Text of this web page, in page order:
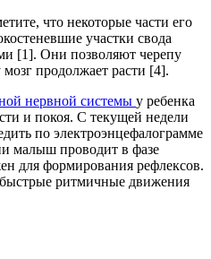
что некоторые части его
участки свода
[1]. Они позволяют черепу
мозг продолжает расти [4].
нервной системы у ребенка
и покоя. С текущей недели
по электроэнцефалограмме
малыш проводит в фазе
для формирования рефлексов.
ритмичные движения